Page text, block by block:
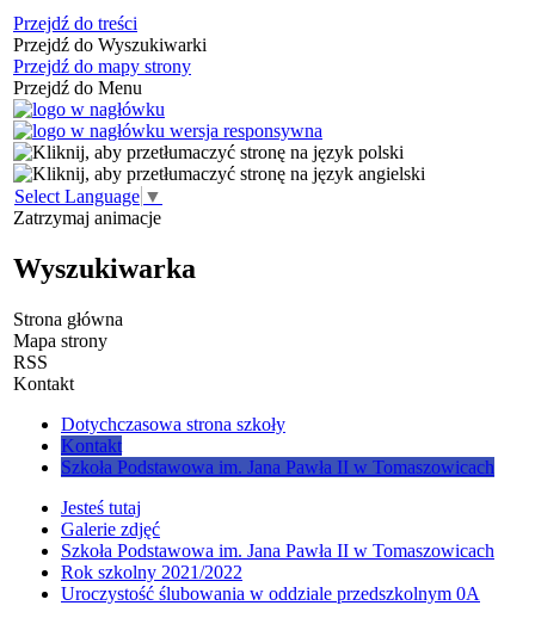
Przejdź do treści
Przejdź do Wyszukiwarki
Przejdź do mapy strony
Przejdź do Menu
Select Language ▼
Zatrzymaj animacje
Wyszukiwarka
Strona główna
Mapa strony
RSS
Kontakt
Dotychczasowa strona szkoły
Kontakt
Szkoła Podstawowa im. Jana Pawła II w Tomaszowicach
Jesteś tutaj
Galerie zdjęć
Szkoła Podstawowa im. Jana Pawła II w Tomaszowicach
Rok szkolny 2021/2022
Uroczystość ślubowania w oddziale przedszkolnym 0A